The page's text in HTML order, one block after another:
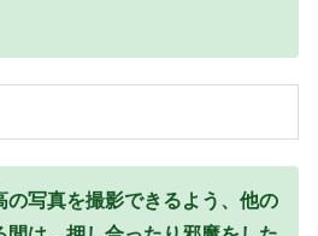
写真を撮影できるよう、他の